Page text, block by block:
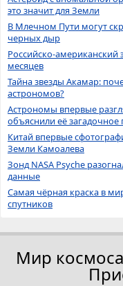
это значит для Земли
В Млечном Пути могут
черных дыр
Российско-
месяцев
Тайна звезды Акамар:
астрономов?
Астрономы впервые
объяснили её загадочное
Китай впервые
Земли Камоалева
Зонд NASA Psyche
данные
Самая чёрная краска в
спутников
Мир